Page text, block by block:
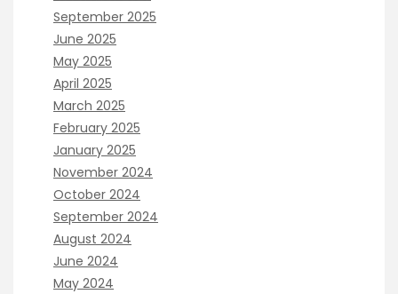
September 2025
June 2025
May 2025
April 2025
March 2025
February 2025
January 2025
November 2024
October 2024
September 2024
August 2024
June 2024
May 2024